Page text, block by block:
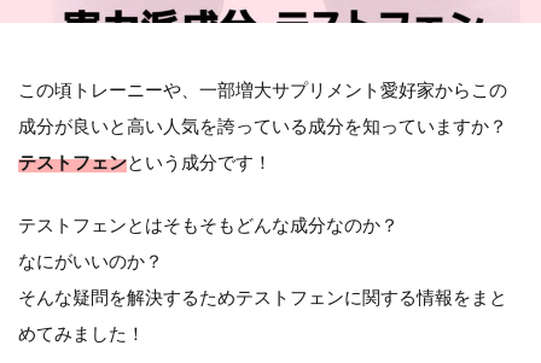
この頃トレーニーや、一部増大サプリメント愛好家からこの
成分が良いと高い人気を誇っている成分を知っていますか？
テストフェンという成分です！
テストフェンとはそもそもどんな成分なのか？
なにがいいのか？
そんな疑問を解決するためテストフェンに関する情報をまと
めてみました！